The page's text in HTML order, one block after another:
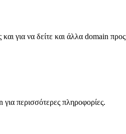
για να δείτε και άλλα domain
περισσότερες πληροφορίες.